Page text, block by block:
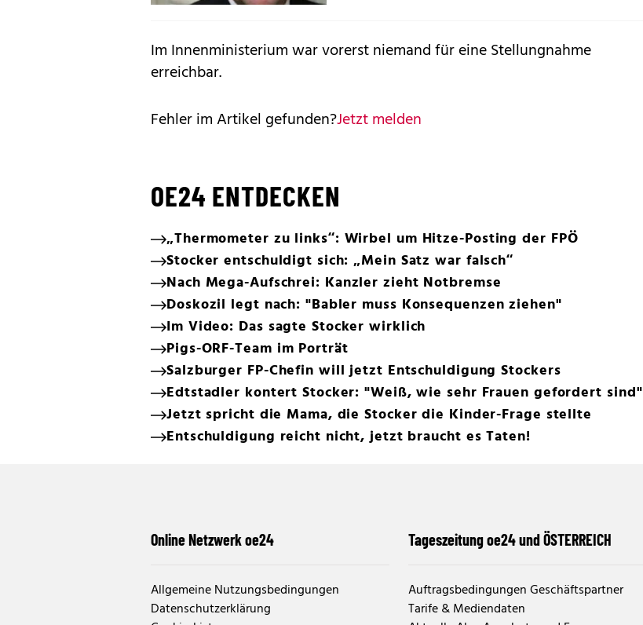
Im Innenministerium war vorerst niemand für eine Stellungnahme
erreichbar.
Fehler im Artikel gefunden?Jetzt melden
OE24 ENTDECKEN
„Thermometer zu links“: Wirbel um Hitze-Posting der FPÖ
Stocker entschuldigt sich: „Mein Satz war falsch“
Nach Mega-Aufschrei: Kanzler zieht Notbremse
Doskozil legt nach: "Babler muss Konsequenzen ziehen"
Im Video: Das sagte Stocker wirklich
Pigs-ORF-Team im Porträt
Salzburger FP-Chefin will jetzt Entschuldigung Stockers
Edtstadler kontert Stocker: "Weiß, wie sehr Frauen gefordert sind"
Jetzt spricht die Mama, die Stocker die Kinder-Frage stellte
Entschuldigung reicht nicht, jetzt braucht es Taten!
Online Netzwerk oe24
Allgemeine Nutzungsbedingungen
Datenschutzerklärung
Tageszeitung oe24 und ÖSTERREICH
Auftragsbedingungen Geschäftspartner
Tarife & Mediendaten